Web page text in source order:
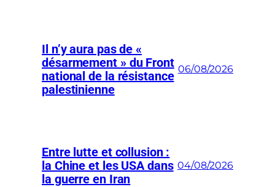
Il n’y aura pas de «
désarmement » du Front
national de la résistance
palestinienne
06/08/2026
Entre lutte et collusion :
la Chine et les USA dans
la guerre en Iran
04/08/2026